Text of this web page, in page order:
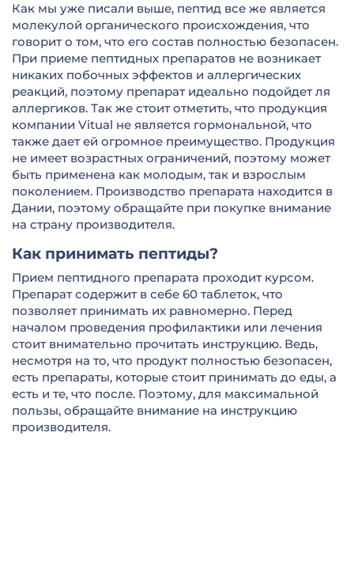
Как мы уже писали выше, пептид все же является
молекулой органического происхождения, что
говорит о том, что его состав полностью безопасен.
При приеме пептидных препаратов не возникает
никаких побочных эффектов и аллергических
реакций, поэтому препарат идеально подойдет ля
аллергиков. Так же стоит отметить, что продукция
компании Vitual не является гормональной, что
также дает ей огромное преимущество. Продукция
не имеет возрастных ограничений, поэтому может
быть применена как молодым, так и взрослым
поколением. Производство препарата находится в
Дании, поэтому обращайте при покупке внимание
на страну производителя.
Как принимать пептиды?
Прием пептидного препарата проходит курсом.
Препарат содержит в себе 60 таблеток, что
позволяет принимать их равномерно. Перед
началом проведения профилактики или лечения
стоит внимательно прочитать инструкцию. Ведь,
несмотря на то, что продукт полностью безопасен,
есть препараты, которые стоит принимать до еды, а
есть и те, что после. Поэтому, для максимальной
пользы, обращайте внимание на инструкцию
производителя.